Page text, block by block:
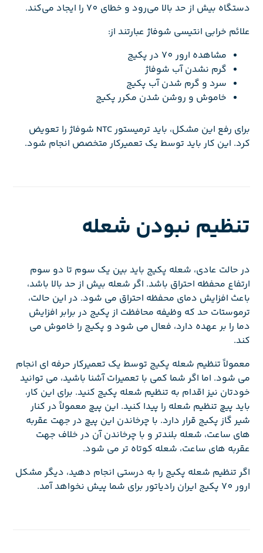
دستگاه بیش از حد بالا می‌رود و خطای 70 را ایجاد می‌کند.
علائم خرابی انتیسی شوفاژ عبارتند از:
مشاهده ارور 70 در پکیج
گرم نشدن آب شوفاژ
سرد و گرم شدن آب پکیج
خاموش و روشن شدن مکرر پکیج
برای رفع این مشکل، باید ترمیستور NTC شوفاژ را تعویض
کرد. این کار باید توسط یک تعمیرکار متخصص انجام شود.
تنظیم نبودن شعله
در حالت عادی، شعله پکیج باید بین یک سوم تا دو سوم
ارتفاع محفظه احتراق باشد. اگر شعله بیش از حد بالا باشد،
باعث افزایش دمای محفظه احتراق می شود. در این حالت،
ترموستات حد که وظیفه محافظت از پکیج در برابر افزایش
دما را بر عهده دارد، فعال می شود و پکیج را خاموش می
کند.
معمولاً تنظیم شعله پکیج توسط یک تعمیرکار حرفه ای انجام
می شود. اما اگر شما کمی با تعمیرات آشنا باشید، می توانید
خودتان نیز اقدام به تنظیم شعله پکیج کنید. برای این کار،
باید پیچ تنظیم شعله را پیدا کنید. این پیچ معمولاً در کنار
شیر گاز پکیج قرار دارد. با چرخاندن این پیچ در جهت عقربه
های ساعت، شعله بلندتر و با چرخاندن آن در خلاف جهت
عقربه های ساعت، شعله کوتاه تر می شود.
اگر تنظیم شعله پکیج را به درستی انجام دهید، دیگر مشکل
ارور 70 پکیج ایران رادیاتور برای شما پیش نخواهد آمد.